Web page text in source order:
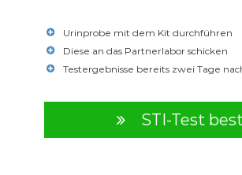
Urinprobe mit dem Kit durchführen
Diese an das Partnerlabor schicken
Testergebnisse bereits zwei Tage
STI-Test